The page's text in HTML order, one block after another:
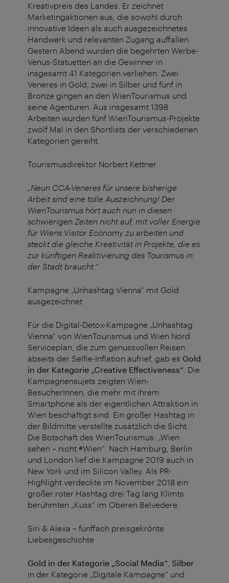
Kreativpreis des Landes. Er zeichnet
Marketingaktionen aus, die sowohl durch
innovative Ideen als auch ausgezeichnetes
Handwerk und relevanten Zugang auffallen.
Gestern Abend wurden die begehrten Werbe-
Venus-Statuetten an die Gewinner in
insgesamt 41 Kategorien verliehen. Zwei
Veneres in Gold, zwei in Silber und fünf in
Bronze gingen an den WienTourismus und
seine Agenturen. Aus insgesamt 1398
Arbeiten wurden fünf WienTourismus-Projekte
zwölf Mal in den Shortlists der verschiedenen
Kategorien gereiht.
Tourismusdirektor Norbert Kettner
„Neun CCA-Veneres für unsere bisherige
Arbeit sind eine tolle Auszeichnung! Der
WienTourismus hört auch nun in diesen
schwierigen Zeiten nicht auf, mit voller Energie
für Wiens Visitor Economy zu arbeiten und
steckt die gleiche Kreativität in Projekte, die es
zur künftigen Reaktivierung des Tourismus in
der Stadt braucht.“
Kampagne „Unhashtag Vienna“ mit Gold
ausgezeichnet
Für die Digital-Detox-Kampagne „Unhashtag
Vienna“ von WienTourismus und Wien Nord
Serviceplan, die zum genussvollen Reisen
abseits der Selfie-Inflation aufrief, gab es Gold
in der Kategorie „Creative Effectiveness“ . Die
Kampagnensujets zeigten Wien-
BesucherInnen, die mehr mit ihrem
Smartphone als der eigentlichen Attraktion in
Wien beschäftigt sind. Ein großer Hashtag in
der Bildmitte verstellte zusätzlich die Sicht.
Die Botschaft des WienTourismus: „Wien
sehen – nicht #Wien“. Nach Hamburg, Berlin
und London lief die Kampagne 2019 auch in
New York und im Silicon Valley. Als PR-
Highlight verdeckte im November 2018 ein
großer roter Hashtag drei Tag lang Klimts
berühmten „Kuss“ im Oberen Belvedere.
Siri & Alexa – fünffach preisgekrönte
Liebesgeschichte
Gold in der Kategorie „Social Media“ Silber
in der Kategorie „Digitale Kampagne“ und